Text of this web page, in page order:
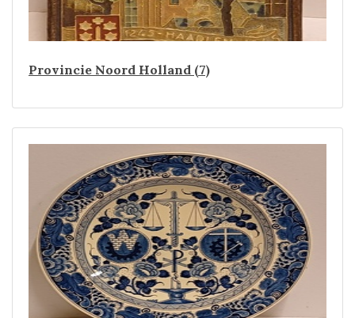
Provincie Noord Holland (7)